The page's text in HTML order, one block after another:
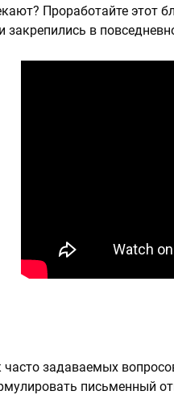
Проработайте этот
закрепились в
часто задаваемых
письменный